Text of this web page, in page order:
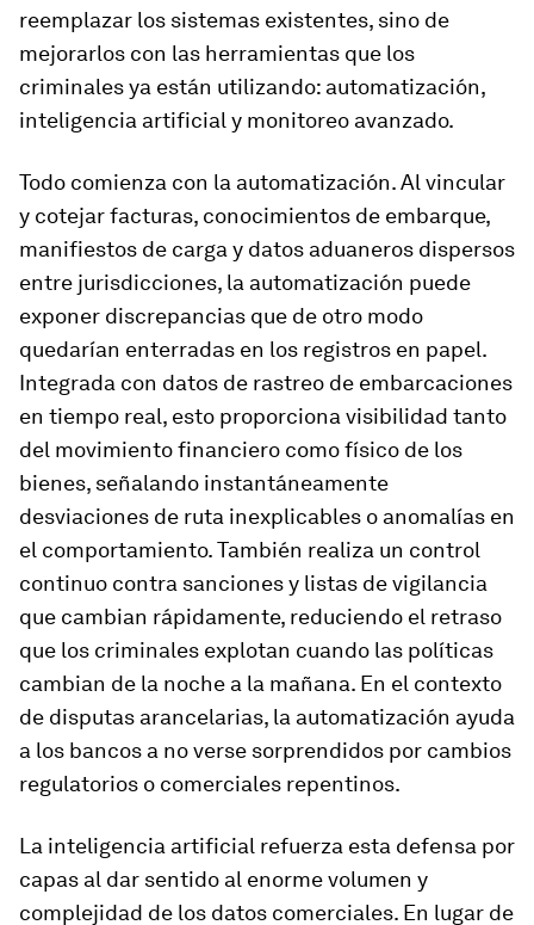
reemplazar los sistemas existentes, sino de
mejorarlos con las herramientas que los
criminales ya están utilizando: automatización,
inteligencia artificial y monitoreo avanzado.
Todo comienza con la automatización. Al vincular
y cotejar facturas, conocimientos de embarque,
manifiestos de carga y datos aduaneros dispersos
entre jurisdicciones, la automatización puede
exponer discrepancias que de otro modo
quedarían enterradas en los registros en papel.
Integrada con datos de rastreo de embarcaciones
en tiempo real, esto proporciona visibilidad tanto
del movimiento financiero como físico de los
bienes, señalando instantáneamente
desviaciones de ruta inexplicables o anomalías en
el comportamiento. También realiza un control
continuo contra sanciones y listas de vigilancia
que cambian rápidamente, reduciendo el retraso
que los criminales explotan cuando las políticas
cambian de la noche a la mañana. En el contexto
de disputas arancelarias, la automatización ayuda
a los bancos a no verse sorprendidos por cambios
regulatorios o comerciales repentinos.
La inteligencia artificial refuerza esta defensa por
capas al dar sentido al enorme volumen y
complejidad de los datos comerciales. En lugar de